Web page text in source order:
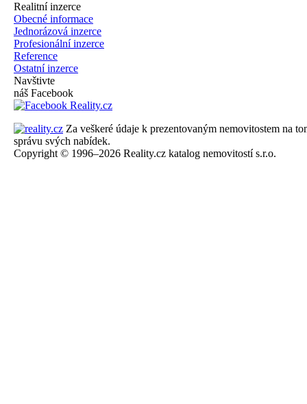
Realitní inzerce
Obecné informace
Jednorázová inzerce
Profesionální inzerce
Reference
Ostatní inzerce
Navštivte
náš Facebook
Za veškeré údaje k prezentovaným nemovitostem na
správu svých nabídek.
Copyright © 1996–2026 Reality.cz katalog nemovitostí s.r.o.